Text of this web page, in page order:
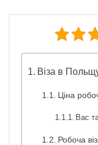
Віза в
Ціна
Вас
Робоча